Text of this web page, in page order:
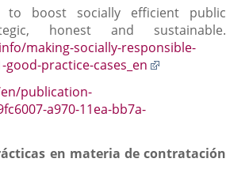
to boost socially efficient public
honest and sustainable.
making-socially-responsible-
practice-cases_en
publication-
a970-11ea-bb7a-
en materia de contratación